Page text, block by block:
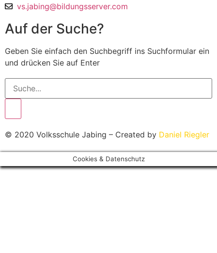
vs.jabing@bildungsserver.com
Auf der Suche?
Geben Sie einfach den Suchbegriff ins Suchformular ein
und drücken Sie auf Enter
© 2020 Volksschule Jabing – Created by Daniel Riegler
Cookies & Datenschutz